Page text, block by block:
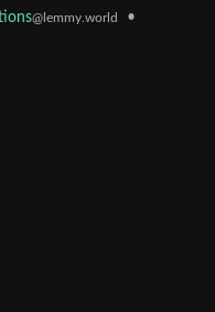
@lemmy.world •